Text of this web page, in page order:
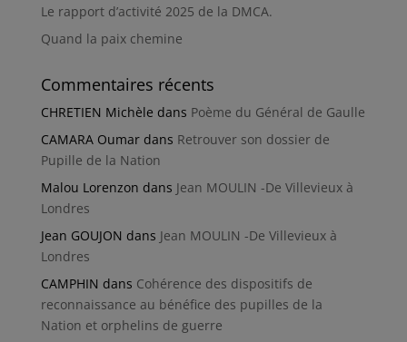
Le rapport d’activité 2025 de la DMCA.
Quand la paix chemine
Commentaires récents
CHRETIEN Michèle dans Poème du Général de Gaulle
CAMARA Oumardans Retrouver son dossier de
Pupille de la Nation
Malou Lorenzon dans Jean MOULIN -De Villevieux à
Londres
Jean GOUJON dans Jean MOULIN -De Villevieux à
Londres
CAMPHIN dans Cohérence des dispositifs de
reconnaissance au bénéfice des pupilles de la
Nation et orphelins de guerre